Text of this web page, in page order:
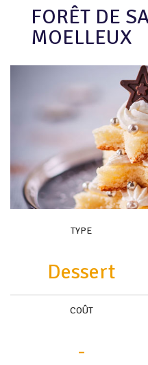
FORÊT DE
MOELLEUX
TYPE
Dessert
COÛT
-